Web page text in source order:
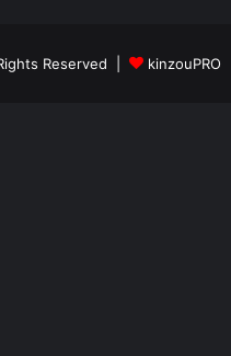
Reserved | kinzouPRO